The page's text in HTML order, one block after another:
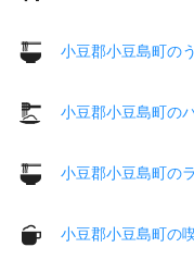
小豆郡小豆島町の
小豆郡小豆島町の
小豆郡小豆島町の
小豆郡小豆島町の